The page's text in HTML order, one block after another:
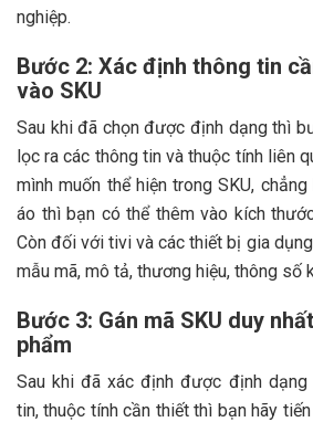
nghiệp.
Bước 2: Xác định thông tin
vào SKU
Sau khi đã chọn được định dạng thì
lọc ra các thông tin và thuộc tính liên
mình muốn thể hiện trong SKU,
áo thì bạn có thể thêm vào kích
Còn đối với tivi và các thiết bị gia
mẫu mã, mô tả, thương hiệu, thông số
Bước 3: Gán mã SKU duy
phẩm
Sau khi đã xác định được định dạng
tin, thuộc tính cần thiết thì bạn hãy